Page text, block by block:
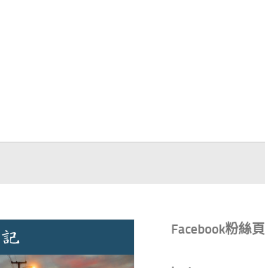
Facebook粉絲頁